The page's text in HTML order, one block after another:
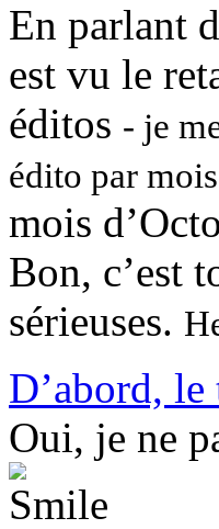
En parlant
est vu le
éditos - je
édito par
mois
Bon, c’est
sérieuses.
D’abord,
Oui, je ne